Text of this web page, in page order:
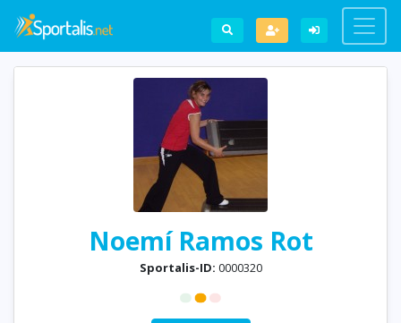
Noemí Ramos Rot
Sportalis-ID: 0000320